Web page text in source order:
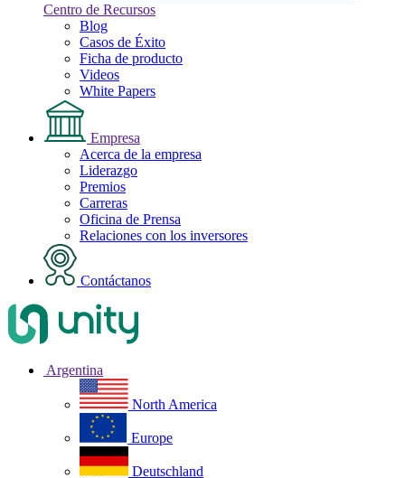
Centro de Recursos
Blog
Casos de Éxito
Ficha de producto
Videos
White Papers
Empresa
Acerca de la empresa
Liderazgo
Premios
Carreras
Oficina de Prensa
Relaciones con los inversores
Contáctanos
Argentina
North America
Europe
Deutschland